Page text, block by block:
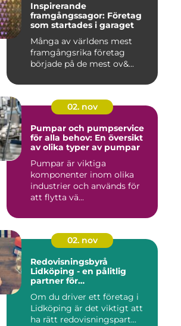
Inspirerande
framgångssagor: Företag
som startades i garaget
Många av världens mest
framgångsrika företag
började på de mest ov&...
02. nov
Pumpar och pumpservice
för alla behov: En översikt
av olika typer av pumpar
Pumpar är viktiga
komponenter inom olika
industrier och används för
att flytta vä...
02. nov
Redovisningsbyrå
Lidköping - en pålitlig
partner för
Lidköping
Om du driver ett företag i
Lidköping är det viktigt att
ha rätt redovisningspart...